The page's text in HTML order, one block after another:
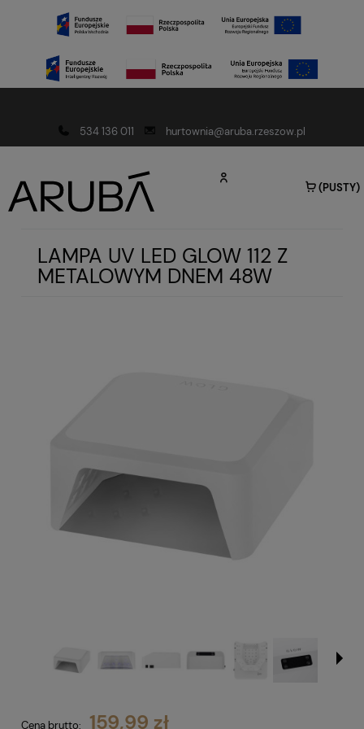
534 136 011
hurtownia@aruba.rzeszow.pl
(PUSTY)
LAMPA UV LED GLOW 112 Z
METALOWYM DNEM 48W
Cena brutto: 159,99 zł